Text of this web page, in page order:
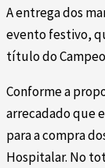
A entrega dos
evento festivo,
título do
Conforme a
arrecadado que
para a compra
Hospitalar. No